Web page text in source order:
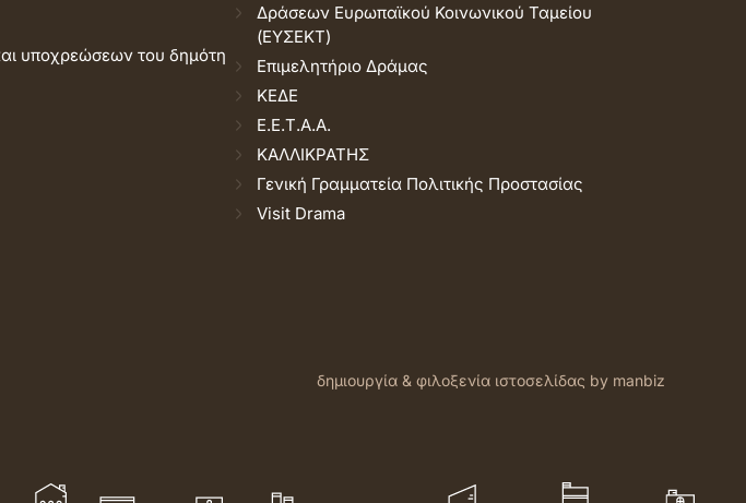
υποχρεώσεων του δημότη
Δράσεων Ευρωπαϊκού Κοινωνικού Ταμείου
(ΕΥΣΕΚΤ)
Επιμελητήριο Δράμας
ΚΕΔΕ
Ε.Ε.Τ.Α.Α.
ΚΑΛΛΙΚΡΑΤΗΣ
Γενική Γραμματεία Πολιτικής Προστασίας
Visit Drama
δημιουργία & φιλοξενία ιστοσελίδας by manbiz